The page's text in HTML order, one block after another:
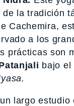
de la tradición
Cachemira,
a los
prácticas son
bajo el
largo estudio